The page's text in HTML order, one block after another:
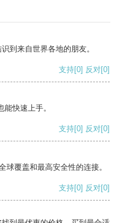
到来自世界各地的朋友。
支持[0] 反对[0]
快速上手。
支持[0] 反对[0]
球覆盖和最高安全性的连接。
支持[0] 反对[0]